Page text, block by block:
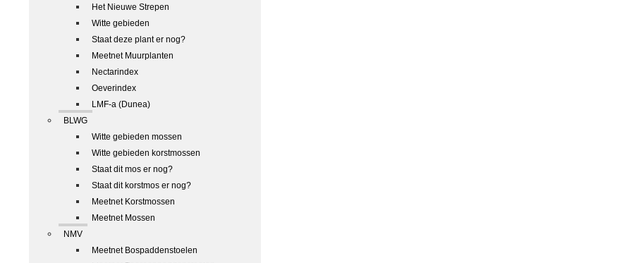
Het Nieuwe Strepen
Witte gebieden
Staat deze plant er nog?
Meetnet Muurplanten
Nectarindex
Oeverindex
LMF-a (Dunea)
BLWG
Witte gebieden mossen
Witte gebieden korstmossen
Staat dit mos er nog?
Staat dit korstmos er nog?
Meetnet Korstmossen
Meetnet Mossen
NMV
Meetnet Bospaddenstoelen